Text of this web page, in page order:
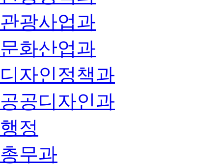
관광사업과
문화산업과
디자인정책과
공공디자인과
행정
총무과